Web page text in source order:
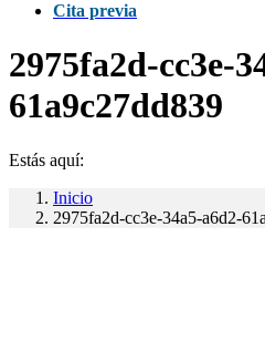
Cita previa
2975fa2d-cc3e-
61a9c27dd839
Estás aquí:
Inicio
2975fa2d-cc3e-34a5-a6d2-